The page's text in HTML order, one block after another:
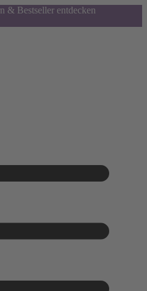
& Bestseller entdecken